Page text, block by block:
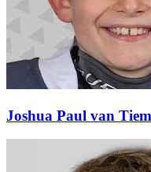
Joshua Paul van Tiem